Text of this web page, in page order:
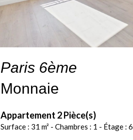
Paris 6ème
Monnaie
Appartement 2 Pièce(s)
Surface : 31 m² - Chambres : 1 - Étage : 6